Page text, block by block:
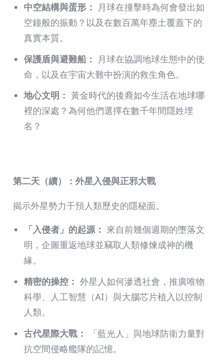
中空結構與蛋形：
月球在撞擊時為何會發出如
空鐘般的振動？以及在數百萬年塵土覆蓋下的
真實本質。
保護盾與避難船：
月球在協調地球生態中的使
命，以及在宇宙大難中扮演的救生角色。
地心文明： 黃金時代的後裔如今生活在地球哪
裡的深處？為何他們選擇在數千年間隱姓埋
名？
第二天（續）：外星入侵與正邪大戰
揭示外星勢力干預人類歷史的隱秘面。
「入侵者」的起源： 來自前幾個週期的墮落文
明，企圖重返地球並竊取人類修煉成神的機
緣。
精密的操控：外星人如何滲透社會，推廣唯物
科學、人工智慧（AI）與大腦芯片植入以控制
人類。
古代星際大戰：
「藍光人」與地球防衛力量對
抗空間侵略艦隊的記憶。